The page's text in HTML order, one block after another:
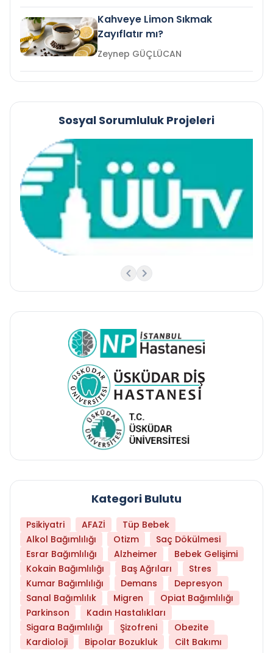
Kahveye Limon Sıkmak
Zayıflatır mı?
Zeynep GÜÇLÜCAN
Sosyal Sorumluluk Projeleri
Kategori Bulutu
Psikiyatri AFAZİ
Tüp Bebek
Alkol Bağımlılığı
Otizm
Saç Dökülmesi
Esrar Bağımlılığı
Alzheimer
Bebek Gelişimi
Kokain Bağımlılığı
Baş Ağrıları
Stres
Kumar Bağımlılığı
Demans
Depresyon
Sanal Bağımlılık
Migren
Opiat Bağımlılığı
Parkinson
Kadın Hastalıkları
Sigara Bağımlılığı
Şizofreni
Obezite
Kardioloji
Bipolar Bozukluk Cilt Bakımı